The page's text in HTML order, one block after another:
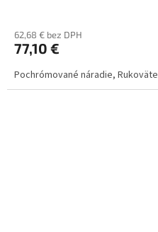
62,68 € bez DPH
77,10 €
Pochrómované náradie,